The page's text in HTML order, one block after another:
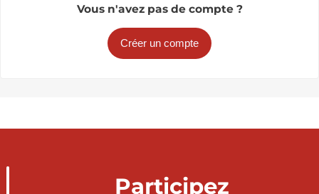
Vous n'avez pas de compte ?
Créer un compte
Participez